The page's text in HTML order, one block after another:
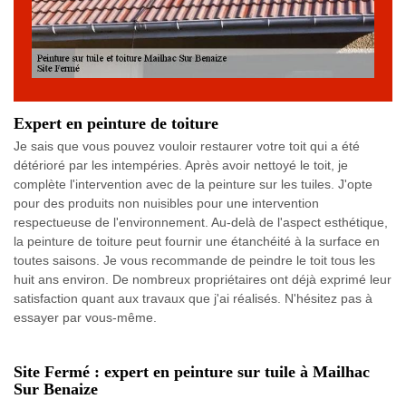
Expert en peinture de toiture
Je sais que vous pouvez vouloir restaurer votre toit qui a été
détérioré par les intempéries. Après avoir nettoyé le toit, je
complète l'intervention avec de la peinture sur les tuiles. J'opte
pour des produits non nuisibles pour une intervention
respectueuse de l'environnement. Au-delà de l'aspect esthétique,
la peinture de toiture peut fournir une étanchéité à la surface en
toutes saisons. Je vous recommande de peindre le toit tous les
huit ans environ. De nombreux propriétaires ont déjà exprimé leur
satisfaction quant aux travaux que j'ai réalisés. N'hésitez pas à
essayer par vous-même.
Site Fermé : expert en peinture sur tuile à Mailhac
Sur Benaize